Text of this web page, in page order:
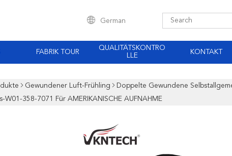
German
FABRIK TOUR
QUALITÄTSKONTRO
LLE
KONTAKT
Gewundener Luft-Frühling
Doppelte Gewundene
W01-358-7071 Für AMERIKANISCHE AUFNAHME